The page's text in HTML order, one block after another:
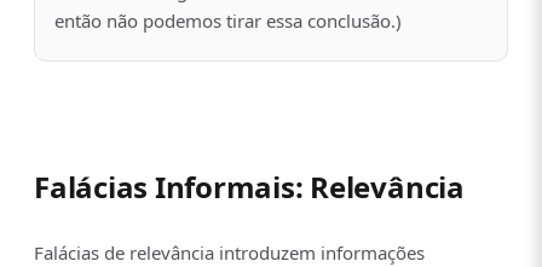
então não podemos tirar essa conclusão.)
Falácias Informais: Relevância
Falácias de relevância introduzem informações